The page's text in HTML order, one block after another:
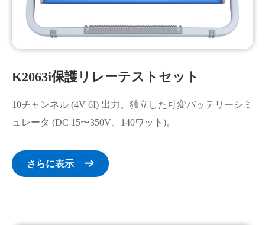
K2063i保護リレーテストセット
10チャンネル (4V 6I) 出力。独立した可変バッテリーシミ
ュレータ (DC 15〜350V、140ワット)。
さらに表示 